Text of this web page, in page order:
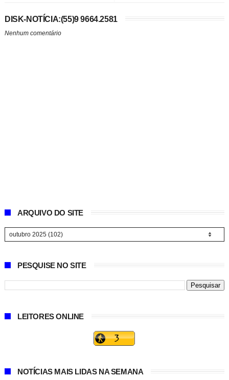
DISK-NOTÍCIA:(55)9 9664.2581
Nenhum comentário
ARQUIVO DO SITE
PESQUISE NO SITE
LEITORES ONLINE
NOTÍCIAS MAIS LIDAS NA SEMANA